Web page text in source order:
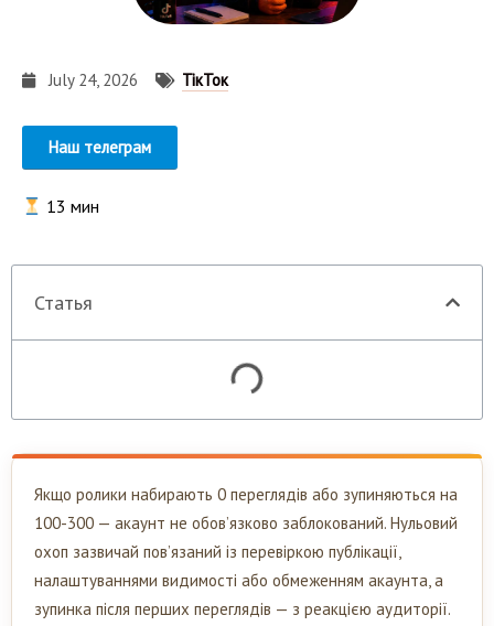
July 24, 2026 ТікТок
Наш телеграм
13 мин
Статья
Якщо ролики набирають 0 переглядів або зупиняються на
100-300 — акаунт не обов’язково заблокований. Нульовий
охоп зазвичай пов’язаний із перевіркою публікації,
налаштуваннями видимості або обмеженням акаунта, а
зупинка після перших переглядів — з реакцією аудиторії.